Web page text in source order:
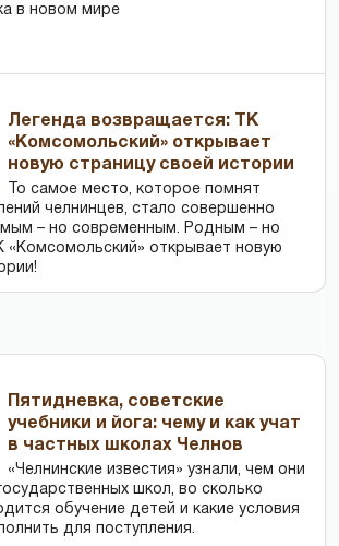
в новом мире
Легенда возвращается: ТК
«Комсомольский» открывает
новую страницу своей истории
То самое место, которое помнят
челнинцев, стало совершенно
– но современным. Родным – но
открывает новую
Пятидневка, советские
учебники и йога: чему и как учат
в частных школах Челнов
«Челнинские известия» узнали, чем они
школ, во сколько
обучение детей и какие условия
для поступления.